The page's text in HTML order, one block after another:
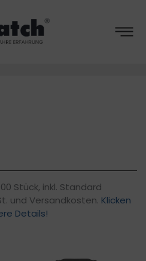
Stück, inkl. Standard
und Versandkosten. Klicken
Details!